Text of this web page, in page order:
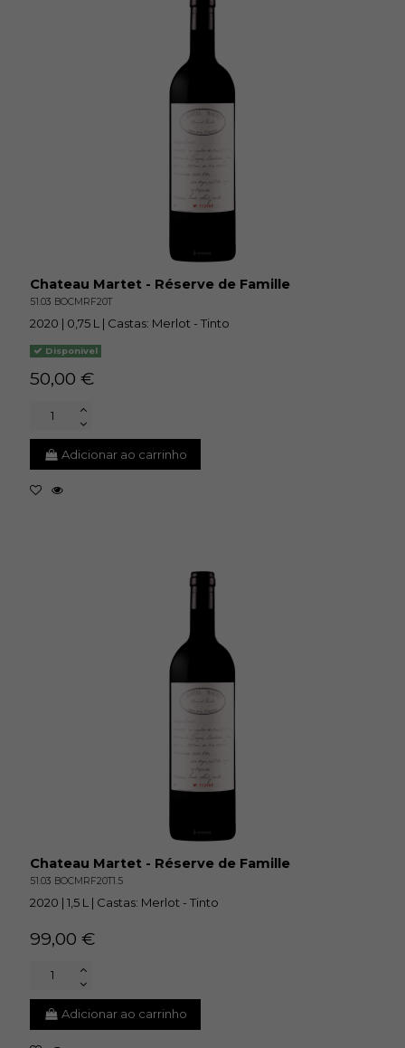
Chateau Martet - Réserve de Famille
51.03 BOCMRF20T
2020 | 0,75 L | Castas: Merlot - Tinto
Disponivel
50,00 €
Adicionar ao carrinho
Chateau Martet - Réserve de Famille
51.03 BOCMRF20T1.5
2020 | 1,5 L | Castas: Merlot - Tinto
99,00 €
Adicionar ao carrinho